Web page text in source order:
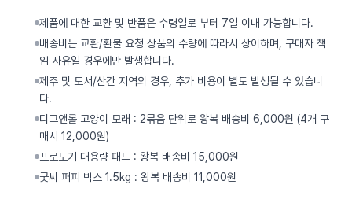
제품에 대한 교환 및 반품은 수령일로 부터 7일 이내 가능합니다.
배송비는 교환/환불 요청 상품의 수량에 따라서 상이하며, 구매자 책
임 사유일 경우에만 발생합니다.
제주 및 도서/산간 지역의 경우, 추가 비용이 별도 발생될 수 있습니
다.
디그앤롤 고양이 모래 : 2묶음 단위로 왕복 배송비 6,000원 (4개 구
매시 12,000원)
프로도기 대용량 패드 : 왕복 배송비 15,000원
굿씨 퍼피 박스 1.5kg : 왕복 배송비 11,000원